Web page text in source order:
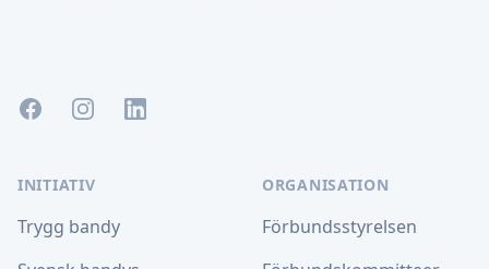
FacebookInstagramLinkedIn
INITIATIV
Trygg bandy
ORGANISATION
Förbundsstyrelsen